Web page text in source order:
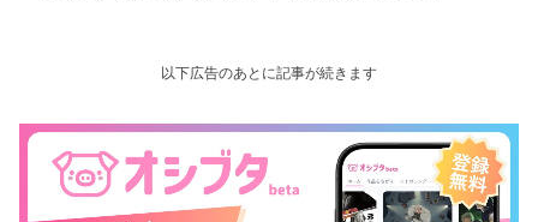
以下広告のあとに記事が続きます